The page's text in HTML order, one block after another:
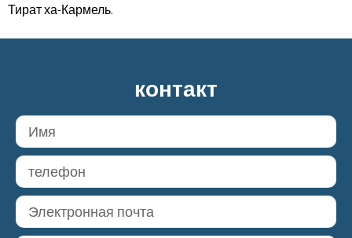
Тират ха-Кармель.
контакт